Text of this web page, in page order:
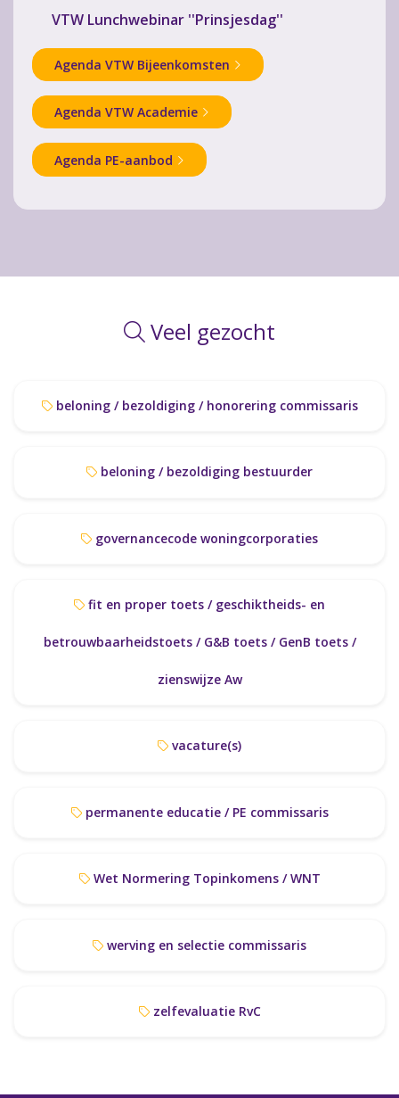
VTW Lunchwebinar ''Prinsjesdag''
Agenda VTW Bijeenkomsten
Agenda VTW Academie
Agenda PE-aanbod
Veel gezocht
beloning / bezoldiging / honorering commissaris
beloning / bezoldiging bestuurder
governancecode woningcorporaties
betrouwbaarheidstoets / G&B toets / GenB toets /
zienswijze Aw
vacature(s)
permanente educatie / PE commissaris
Wet Normering Topinkomens / WNT
werving en selectie commissaris
zelfevaluatie RvC